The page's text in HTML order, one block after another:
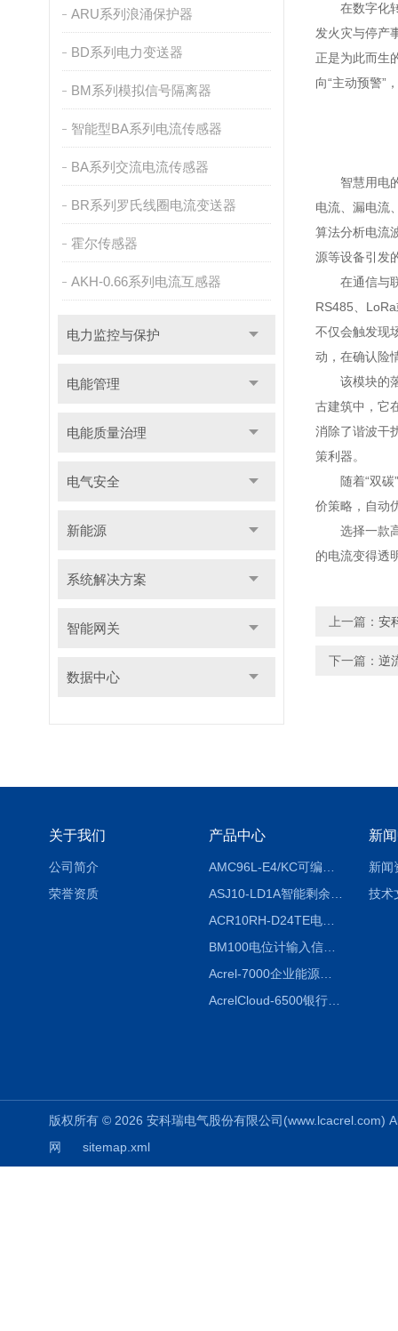
ARU系列浪涌保护器
BD系列电力变送器
BM系列模拟信号隔离器
智能型BA系列电流传感器
BA系列交流电流传感器
BR系列罗氏线圈电流变送器
霍尔传感器
AKH-0.66系列电流互感器
电力监控与保护
电能管理
电能质量治理
电气安全
新能源
系统解决方案
智能网关
数据中心
在数字化转
发火灾与停产
正是为此而生
向“主动预警”
智慧用电的
电流、漏电流
算法分析电流
源等设备引发
在通信与联
RS485、
不仅会触发现
动，在确认险
该模块的落
古建筑中，它
消除了谐波干
策利器。
随着“双碳”
价策略，自动
选择一款高
的电流变得透
上一篇： 安
下一篇： 逆
关于我们
公司简介
荣誉资质
产品中心
ACR10RH-D24TE电力仪表外置开口式互感器
BM100电位计输入信号隔离器
Acrel-7000企业能源管控平台
AcrelCloud-6500银行业安全用电能耗云平台
新
新闻
技术
版权所有 © 2026 安科瑞电气股份有限公司
网
sitemap.xml